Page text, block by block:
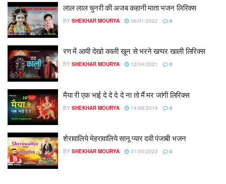
लाल लाल चुनरी की अजब कहानी माता भजन लिरिक्स
BY SHEKHAR MOURYA 06/01/2022 0
रण में आयी देखो काली खून से भरने खप्पर खाली लिरिक्स
BY SHEKHAR MOURYA 12/04/2021 0
मैया री एक भाई दे दे दे दे ना तो मैं मर जांगी लिरिक्स
BY SHEKHAR MOURYA 14/08/2019 0
शेरावालिये मेहरावालिये सानू प्यार दवी पंजाबी भजन
BY SHEKHAR MOURYA 31/05/2023 0